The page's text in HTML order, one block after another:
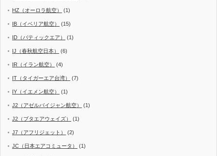
HZ（オーロラ航空） (1)
IB（イベリア航空） (15)
ID（バティックエア） (1)
IJ（春秋航空日本） (6)
IR（イラン航空） (4)
IT（タイガーエア台湾） (7)
IY（イエメン航空） (1)
J2（アゼルバイジャン航空） (1)
J2（ブタエアウェイズ） (1)
J7（アフリジェット） (2)
JC（日本エアコミュータ） (1)